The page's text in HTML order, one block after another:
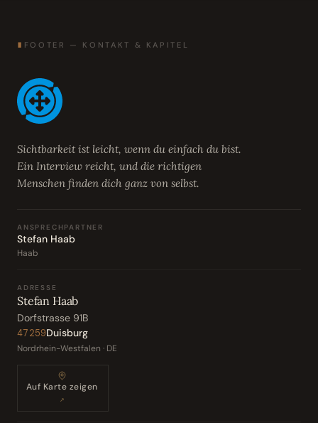
∎ FOOTER — KONTAKT & KAPITEL
Sichtbarkeit ist leicht, wenn du einfach du bist.
Ein Interview reicht, und die richtigen
Menschen finden dich ganz von selbst.
ANSPRECHPARTNER
Stefan Haab
Haab
ADRESSE
Stefan Haab
Dorfstrasse 91B
47259Duisburg
Nordrhein-Westfalen · DE
Auf Karte zeigen
↗